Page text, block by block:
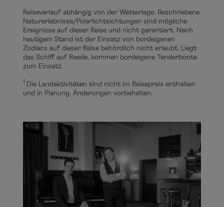
Reiseverlauf abhängig von der Wetterlage. Beschriebene
Naturerlebnisse/Polarlichtsichtungen sind mögliche
Ereignisse auf dieser Reise und nicht garantiert. Nach
heutigem Stand ist der Einsatz von bordeigenen
Zodiacs auf dieser Reise behördlich nicht erlaubt. Liegt
das Schiff auf Reede, kommen bordeigene Tenderboote
zum Einsatz.
1 Die Landaktivitäten sind nicht im Reisepreis enthalten
und in Planung. Änderungen vorbehalten.